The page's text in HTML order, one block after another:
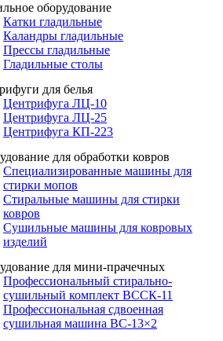
оборудование
Катки гладильные
Каландры гладильные
Прессы гладильные
Гладильные столы
для белья
Центрифуга ЛЦ-10
Центрифуга ЛЦ-25
Центрифуга КП-223
для обработки ковров
Специализированные машины для
стирки мопов
Стиральные машины для стирки
ковров
Сушильные машины для ковровых
изделий
для мини-прачечных
Профессиональный стирально-
сушильный комплект ВССК-11
Профессиональная сдвоенная
сушильная машина ВС-13×2